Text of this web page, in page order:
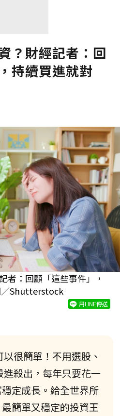
？財經記者：回
持續買進就對
者：回顧「這些事件」，
／Shutterstock
用LINE傳送
以很簡單！不用選股、
進殺出，每年只要花一
定成長。給全世界所
簡單又穩定的投資王